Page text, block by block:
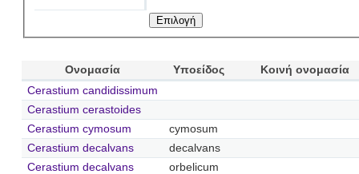
Ονομασία Υποείδος
Κοινή ονομασία
Cerastium candidissimum
Cerastium cerastoides
Cerastium cymosum
cymosum
Cerastium decalvans
decalvans
Cerastium decalvans
orbelicum